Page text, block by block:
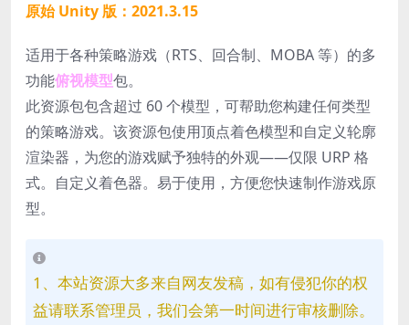
原始 Unity 版：2021.3.15
适用于各种策略游戏（RTS、回合制、MOBA 等）的多
功能俯视模型包。
此资源包包含超过 60 个模型，可帮助您构建任何类型
的策略游戏。该资源包使用顶点着色模型和自定义轮廓
渲染器，为您的游戏赋予独特的外观——仅限 URP 格
式。自定义着色器。易于使用，方便您快速制作游戏原
型。
1、本站资源大多来自网友发稿，如有侵犯你的权
益请联系管理员，我们会第一时间进行审核删除。